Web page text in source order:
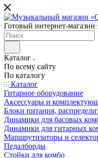
Готовый интернет-магазин
Каталог
По всему сайту
По каталогу
Каталог
Гитарное оборудование
Аксессуары и
Блоки питания,
Динамики для басовых
Динамики для гитарных
Маршрутизаторы и
Педалборды
Стойки для комбо